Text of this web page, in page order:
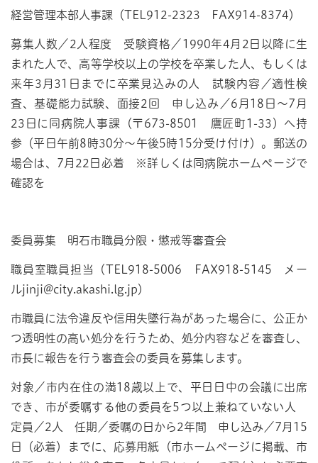
経営管理本部人事課（TEL912-2323 FAX914-8374）
募集人数／2人程度 受験資格／1990年4月2日以降に生
まれた人で、高等学校以上の学校を卒業した人、もしくは
来年3月31日までに卒業見込みの人 試験内容／適性検
査、基礎能力試験、面接2回 申し込み／6月18日～7月
23日に同病院人事課（〒673-8501 鷹匠町1-33）へ持
参（平日午前8時30分～午後5時15分受け付け）。郵送の
場合は、7月22日必着 ※詳しくは同病院ホームページで
確認を
委員募集 明石市職員分限・懲戒等審査会
職員室職員担当（TEL918-5006 FAX918-5145 メー
ルjinji@city.akashi.lg.jp）
市職員に法令違反や信用失墜行為があった場合に、公正か
つ透明性の高い処分を行うため、処分内容などを審査し、
市長に報告を行う審査会の委員を募集します。
対象／市内在住の満18歳以上で、平日日中の会議に出席
でき、市が委嘱する他の委員を5つ以上兼ねていない人
定員／2人 任期／委嘱の日から2年間 申し込み／7月15
日（必着）までに、応募用紙（市ホームページに掲載、市